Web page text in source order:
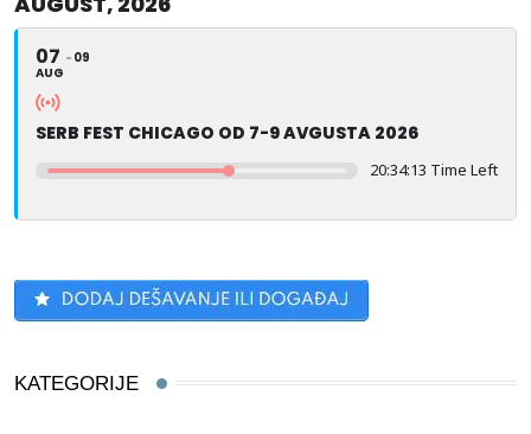
07
AUG
09
SERB FEST CHICAGO OD 7-9 AVGUSTA 2026
20:34:12 Time Left
KATEGORIJE